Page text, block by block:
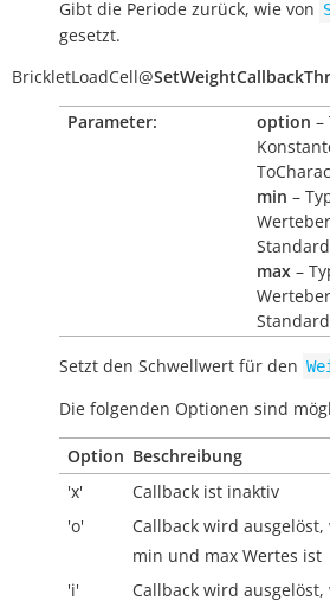
Gibt die Periode zurück, wie von
gesetzt.
BrickletLoadCell@
Parameter:
option –
min –
max –
Setzt den Schwellwert für den
Die folgenden Optionen sind
Option Beschreibung
'x'
Callback ist inaktiv
'o'
Callback wird
min und max Wertes ist
'i'
Callback wird